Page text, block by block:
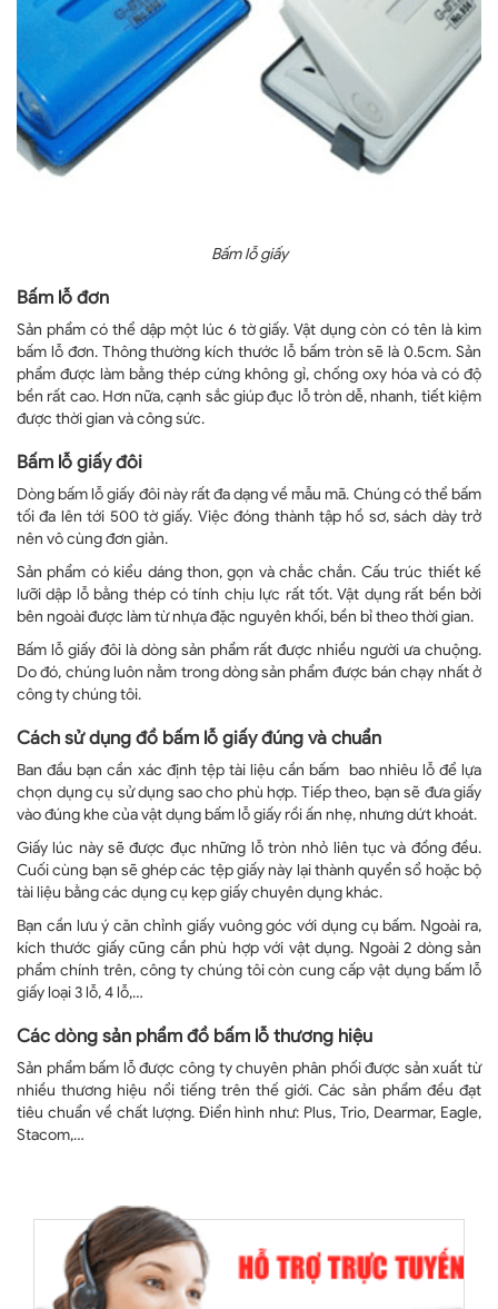
Bấm lỗ giấy
Bấm lỗ đơn
Sản phẩm có thể dập một lúc 6 tờ giấy. Vật dụng còn có tên là kìm
bấm lỗ đơn. Thông thường kích thước lỗ bấm tròn sẽ là 0.5cm. Sản
phẩm được làm bằng thép cứng không gỉ, chống oxy hóa và có độ
bền rất cao. Hơn nữa, cạnh sắc giúp đục lỗ tròn dễ, nhanh, tiết kiệm
được thời gian và công sức.
Bấm lỗ giấy đôi
Dòng bấm lỗ giấy đôi này rất đa dạng về mẫu mã. Chúng có thể bấm
tối đa lên tới 500 tờ giấy. Việc đóng thành tập hồ sơ, sách dày trở
nên vô cùng đơn giản.
Sản phẩm có kiểu dáng thon, gọn và chắc chắn. Cấu trúc thiết kế
lưỡi dập lỗ bằng thép có tính chịu lực rất tốt. Vật dụng rất bền bởi
bên ngoài được làm từ nhựa đặc nguyên khối, bền bỉ theo thời gian.
Bấm lỗ giấy đôi là dòng sản phẩm rất được nhiều người ưa chuộng.
Do đó, chúng luôn nằm trong dòng sản phẩm được bán chạy nhất ở
công ty chúng tôi.
Cách sử dụng đồ bấm lỗ giấy đúng và chuẩn
Ban đầu bạn cần xác định tệp tài liệu cần bấm bao nhiêu lỗ để lựa
chọn dụng cụ sử dụng sao cho phù hợp. Tiếp theo, bạn sẽ đưa giấy
vào đúng khe của vật dụng bấm lỗ giấy rồi ấn nhẹ, nhưng dứt khoát.
Giấy lúc này sẽ được đục những lỗ tròn nhỏ liên tục và đồng đều.
Cuối cùng bạn sẽ ghép các tệp giấy này lại thành quyển sổ hoặc bộ
tài liệu bằng các dụng cụ kẹp giấy chuyên dụng khác.
Bạn cần lưu ý căn chỉnh giấy vuông góc với dụng cụ bấm. Ngoài ra,
kích thước giấy cũng cần phù hợp với vật dụng. Ngoài 2 dòng sản
phẩm chính trên, công ty chúng tôi còn cung cấp vật dụng bấm lỗ
giấy loại 3 lỗ, 4 lỗ,…
Các dòng sản phẩm đồ bấm lỗ thương hiệu
Sản phẩm bấm lỗ được công ty chuyên phân phối được sản xuất từ
nhiều thương hiệu nổi tiếng trên thế giới. Các sản phẩm đều đạt
tiêu chuẩn về chất lượng. Điển hình như: Plus, Trio, Dearmar, Eagle,
Stacom,…